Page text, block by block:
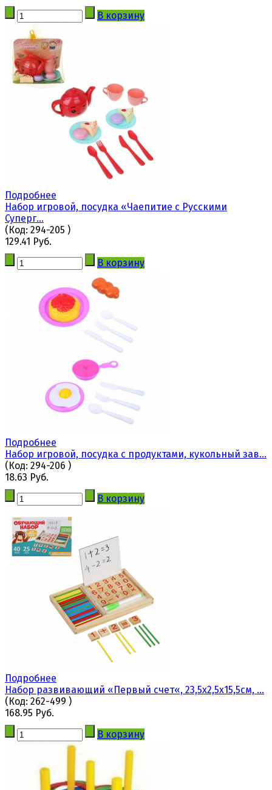
В корзину
Подробнее
Набор игровой, посудка «Чаепитие c Русскими
Суперг...
(Код: 294-205 )
129.41 Руб.
В корзину
Подробнее
Набор игровой, посудка с продуктами, кукольный зав...
(Код: 294-206 )
18.63 Руб.
В корзину
Подробнее
Набор развивающий «Первый счет«, 23,5x2,5x15,5см, ...
(Код: 262-499 )
168.95 Руб.
В корзину